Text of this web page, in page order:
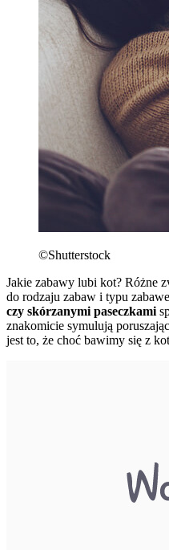
©Shutterstock
Jakie zabawy lubi kot? Różne
do rodzaju zabaw i typu
czy skórzanymi paseczkami
znakomicie symulują
jest to, że choć bawimy się z